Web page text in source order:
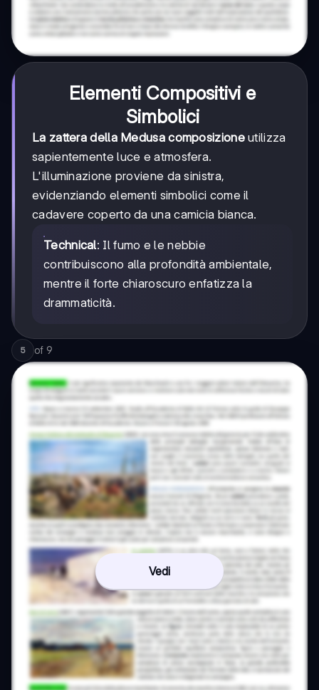
Elementi Compositivi e
Simbolici
La zattera della Medusa composizioneutilizza
sapientemente luce e atmosfera.
L'illuminazione proviene da sinistra,
evidenziando elementi simbolici come il
cadavere coperto da una camicia bianca.
Technical: Il fumo e le nebbie
contribuiscono alla profondità ambientale,
mentre il forte chiaroscuro enfatizza la
drammaticità.
5 of 9
Vedi